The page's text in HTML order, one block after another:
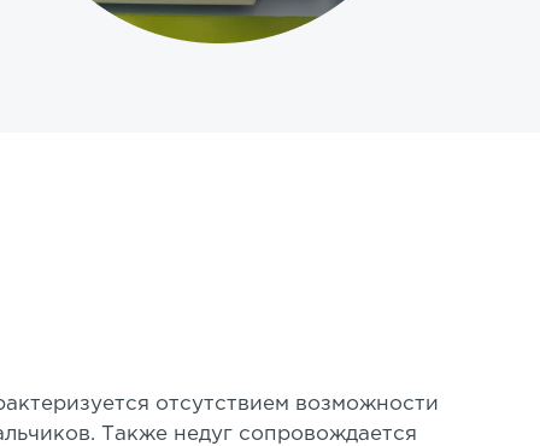
отсутствием возможности
Также недуг сопровождается